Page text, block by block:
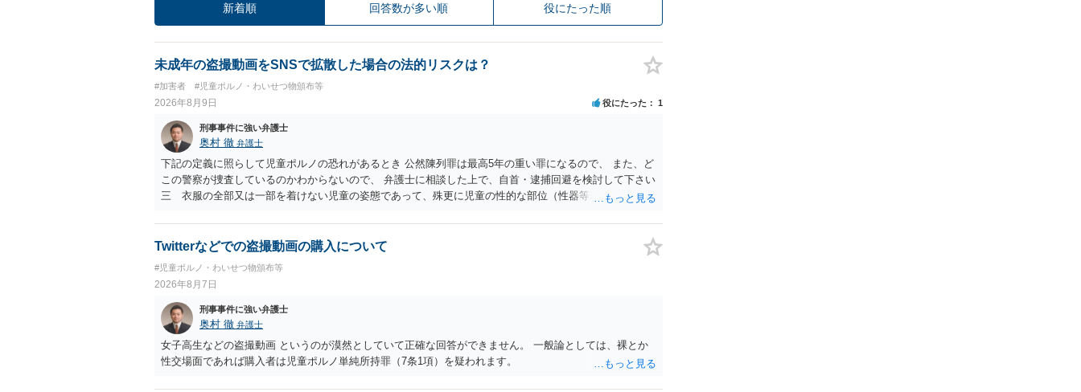
新着順 回答数が多い順 役にたった順
未成年の盗撮動画をSNSで拡散した場合の法的リスクは？
#加害者 #児童ポルノ・わいせつ物頒布等
2026年8月9日 役にたった 1
刑事事件に強い弁護士
奥村 徹 弁護士
下記の定義に照らして児童ポルノの恐れがあるとき 公然陳列罪は最高5年の重い罪になるので、 また、ど
この警察が捜査しているのかわからないので、 弁護士に相談した上で、自首・逮捕回避を検討して下さい
三 衣服の全部又は一部を着けない児童の姿態であって、殊更に児童の性的な部位（性器等若しくはその
又は刺激するもの
Twitterなどでの盗撮動画の購入について
#児童ポルノ・わいせつ物頒布等
2026年8月7日
刑事事件に強い弁護士
奥村 徹 弁護士
女子高生などの盗撮動画 というのが漠然としていて正確な回答ができません。 一般論としては、裸とか
性交場面であれば購入者は児童ポルノ単純所持罪（7条1項）を疑われます。